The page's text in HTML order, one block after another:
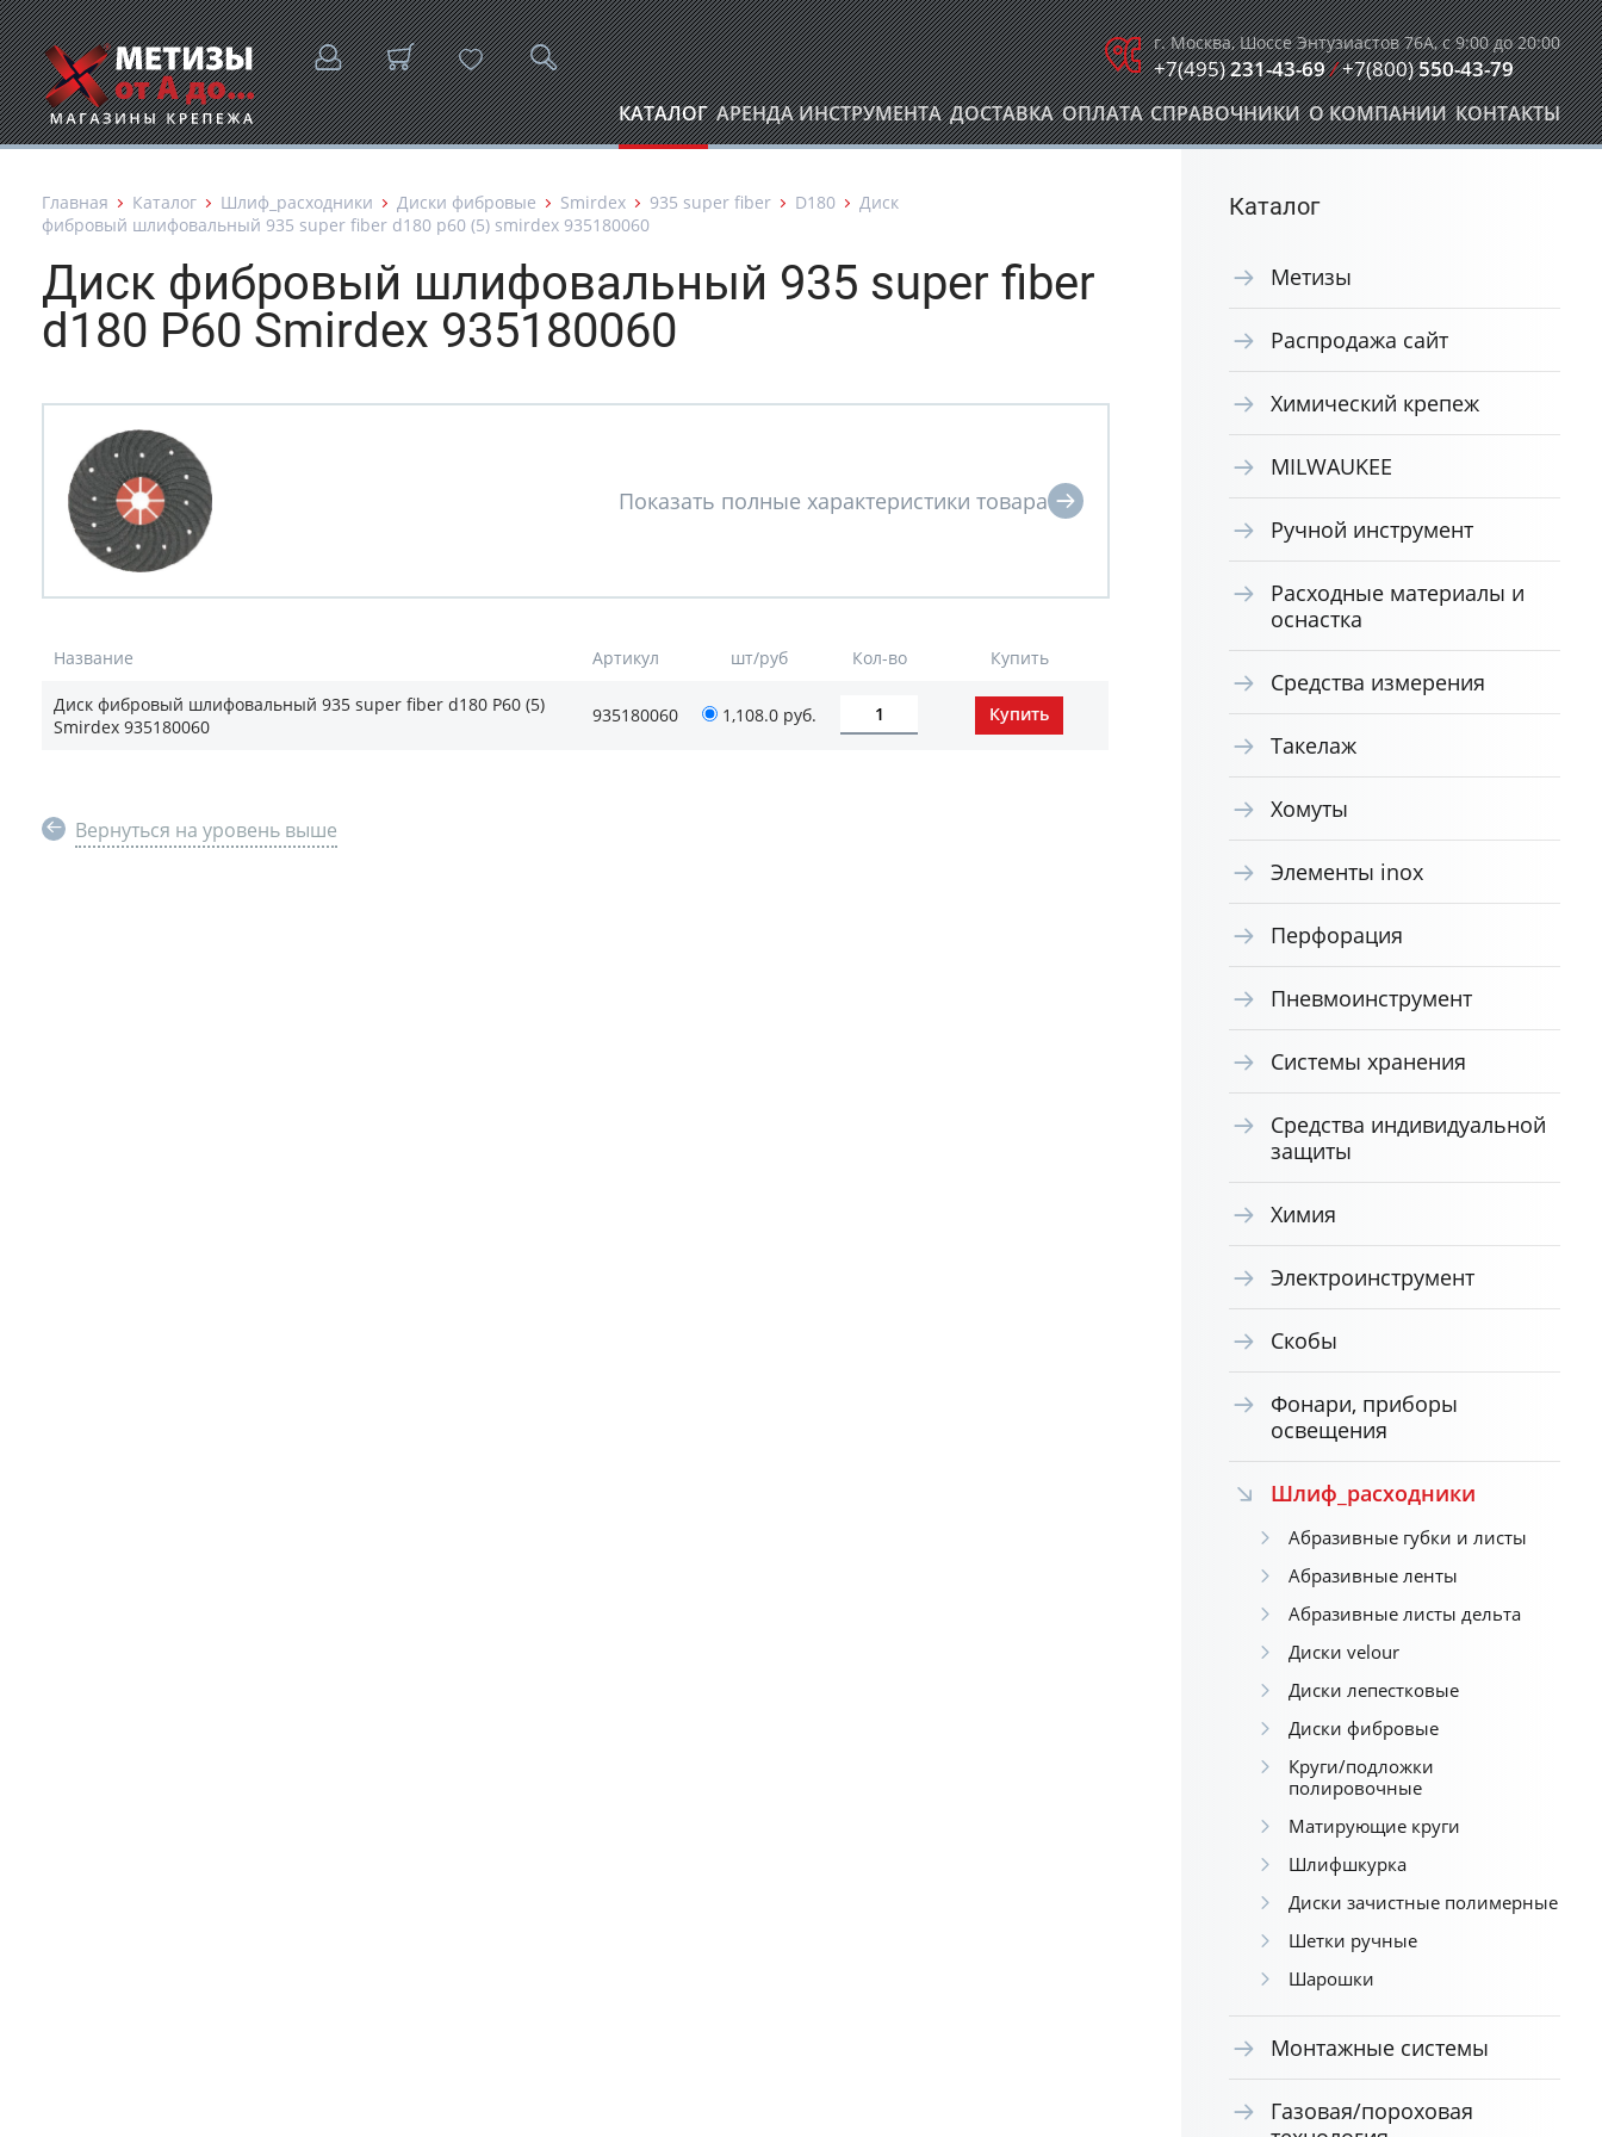
г. Москва, Шоссе Энтузиастов 76А, с 9:00 до 20:00
+7(495)231-43-69/+7(800)550-43-79
КАТАЛОГ АРЕНДА ИНСТРУМЕНТА ДОСТАВКА ОПЛАТА СПРАВОЧНИКИ О КОМПАНИИ КОНТАКТЫ
Главная Каталог Шлиф_расходники Диски фибровые Smirdex 935 super fiber D180
Диск
фибровый шлифовальный 935 super fiber d180 p60 (5) smirdex 935180060
Диск фибровый шлифовальный 935 super fiber
d180 P60 Smirdex 935180060
Название Артикул шт/руб Кол-во Купить
Диск фибровый шлифовальный 935 super fiber d180 P60 (5)
Smirdex 935180060
935180060 1,108.0 руб.
Вернуться на уровень выше
Каталог
Метизы
Распродажа сайт
Химический крепеж
MILWAUKEE
Ручной инструмент
Расходные материалы и
оснастка
Средства измерения
Такелаж
Хомуты
Элементы inox
Перфорация
Пневмоинструмент
Системы хранения
Средства индивидуальной
защиты
Химия
Электроинструмент
Скобы
Фонари, приборы
освещения
Шлиф_расходники
Абразивные губки и листы
Абразивные ленты
Абразивные листы дельта
Диски velour
Диски лепестковые
Диски фибровые
Круги/подложки
полировочные
Матирующие круги
Шлифшкурка
Диски зачистные полимерные
Шетки ручные
Шарошки
Монтажные системы
Газовая/пороховая